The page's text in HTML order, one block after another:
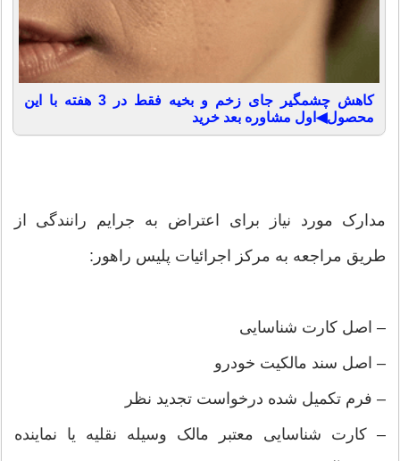
کاهش چشمگیر جای زخم و بخیه فقط در 3 هفته با این
محصول◀اول مشاوره بعد خرید
مدارک مورد نیاز برای اعتراض به جرایم رانندگی از
طریق مراجعه به مرکز اجرائیات پلیس راهور:
– اصل کارت شناسایی
– اصل سند مالکیت خودرو
– فرم تکمیل شده درخواست تجدید نظر
– کارت شناسایی معتبر مالک وسیله نقلیه یا نماینده